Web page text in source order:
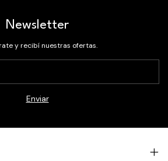
Newsletter
y recibí nuestras ofertas.